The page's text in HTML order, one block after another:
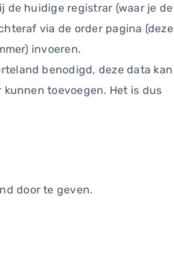
de huidige registrar (waar je de
via de order pagina (deze
invoeren.
benodigd, deze data kan
toevoegen. Het is dus
door te geven.